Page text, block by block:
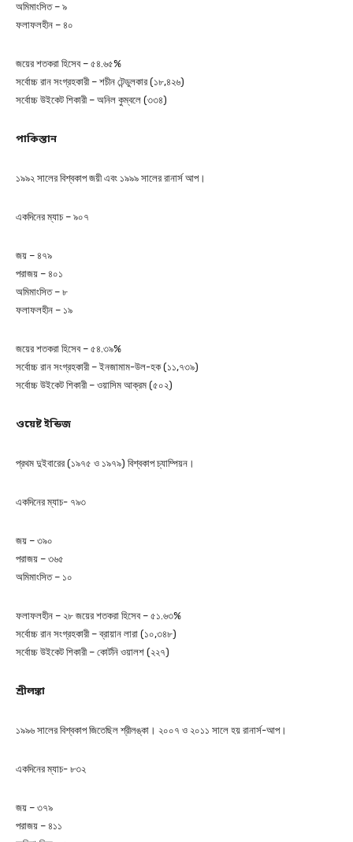
অমিমাংসিত – ৯
ফলাফলহীন – ৪০
জয়ের শতকরা হিসেব – ৫৪.৬৫%
সর্বোচ্চ রান সংগ্রহকারী – শচীন টেন্ডুলকার (১৮,৪২৬)
সর্বোচ্চ উইকেট শিকারী – অনিল কুম্বলে (৩৩৪)
পাকিস্তান
১৯৯২ সালের বিশ্বকাপ জয়ী এবং ১৯৯৯ সালের রানার্স আপ।
একদিনের ম্যাচ – ৯০৭
জয় – ৪৭৯
পরাজয় – ৪০১
অমিমাংসিত – ৮
ফলাফলহীন – ১৯
জয়ের শতকরা হিসেব – ৫৪.৩৯%
সর্বোচ্চ রান সংগ্রহকারী – ইনজামাম-উল-হক (১১,৭৩৯)
সর্বোচ্চ উইকেট শিকারী – ওয়াসিম আক্রম (৫০২)
ওয়েষ্ট ইন্ডিজ
প্রথম দুইবারের (১৯৭৫ ও ১৯৭৯) বিশ্বকাপ চ্যাম্পিয়ন।
একদিনের ম্যাচ- ৭৯৩
জয় – ৩৯০
পরাজয় – ৩৬৫
অমিমাংসিত – ১০
ফলাফলহীন – ২৮ জয়ের শতকরা হিসেব – ৫১.৬৩%
সর্বোচ্চ রান সংগ্রহকারী – ব্রায়ান লারা (১০,৩৪৮)
সর্বোচ্চ উইকেট শিকারী – কোর্টনি ওয়ালশ (২২৭)
শ্রীলঙ্কা
১৯৯৬ সালের বিশ্বকাপ জিতেছিল শ্রীলঙ্কা। ২০০৭ ও ২০১১ সালে হয় রানার্স-আপ।
একদিনের ম্যাচ- ৮৩২
জয় – ৩৭৯
পরাজয় – ৪১১